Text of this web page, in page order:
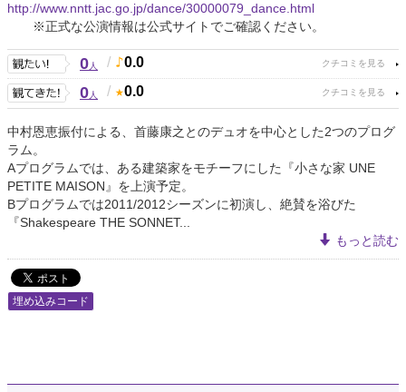
http://www.nntt.jac.go.jp/dance/30000079_dance.html
※正式な公演情報は公式サイトでご確認ください。
0人 / 0.0
0人 / 0.0
中村恩恵振付による、首藤康之とのデュオを中心とした2つのプログ
ラム。
Aプログラムでは、ある建築家をモチーフにした『小さな家 UNE
PETITE MAISON』を上演予定。
Bプログラムでは2011/2012シーズンに初演し、絶賛を浴びた
『Shakespeare THE SONNET...
もっと読む
埋め込みコード